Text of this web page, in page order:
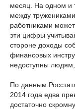
месяц. На одном и
между
работниками
эти цифры
стороне доходы
финансовых
недоступны
По данным
2014 года едва
достаточно